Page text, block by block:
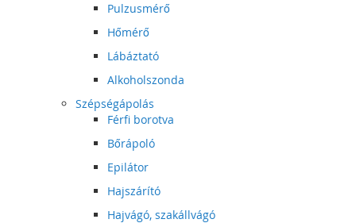
Pulzusmérő
Hőmérő
Lábáztató
Alkoholszonda
Szépségápolás
Férfi borotva
Bőrápoló
Epilátor
Hajszárító
Hajvágó, szakállvágó